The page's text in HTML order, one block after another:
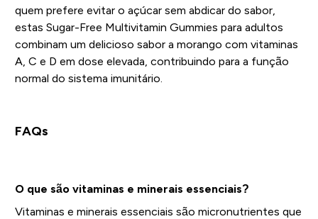
quem prefere evitar o açúcar sem abdicar do sabor,
estas Sugar-Free Multivitamin Gummies para adultos
combinam um delicioso sabor a morango com vitaminas
A, C e D em dose elevada, contribuindo para a função
normal do sistema imunitário.
FAQs
O que são vitaminas e minerais essenciais?
Vitaminas e minerais essenciais são micronutrientes que